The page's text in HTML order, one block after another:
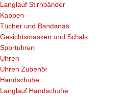
Langlauf Stirnbänder
Kappen
Tücher und Bandanas
Gesichtsmasken und Schals
Sportuhren
Uhren
Uhren Zubehör
Handschuhe
Langlauf Handschuhe